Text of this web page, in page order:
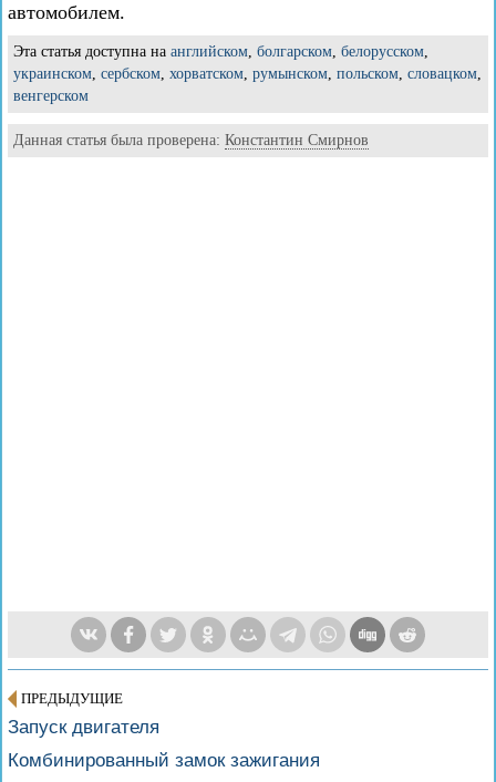
автомобилем.
Эта статья доступна на английском, болгарском, белорусском,
украинском, сербском, хорватском, румынском, польском, словацком,
венгерском
Данная статья была проверена: Константин Смирнов
ПРЕДЫДУЩИЕ
Запуск двигателя
Комбинированный замок зажигания